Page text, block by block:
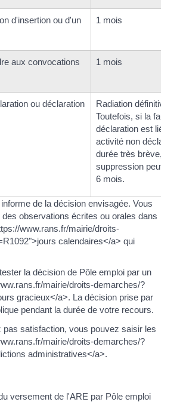
d'insertion ou d'un
1 mois
aux convocations
1 mois
ou déclaration
Radiation définitive.
Toutefois, si la fausse
déclaration est liée à
activité non déclarée
durée très brève, la
suppression peut
6 mois.
de la décision envisagée. Vous
observations écrites ou orales dans
www.rans.fr/mairie/droits-
calendaires</a> qui
la décision de Pôle emploi par un
mairie/droits-demarches/?
gracieux</a>. La décision prise par
pendant la durée de votre recours.
pas satisfaction, vous pouvez saisir les
mairie/droits-demarches/?
administratives</a>.
versement de l'ARE par Pôle emploi